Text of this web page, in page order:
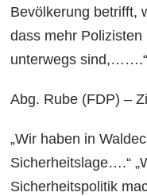
Bevölkerung betrifft,
dass mehr
unterwegs sind,…….“
Abg. Rube (FDP) –
„Wir haben in
Sicherheitslage….“
Sicherheitspolitik